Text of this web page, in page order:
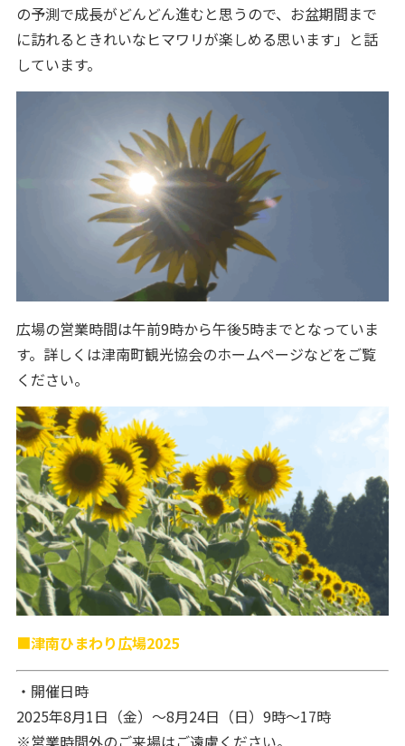
の予測で成長がどんどん進むと思うので、お盆期間まで
に訪れるときれいなヒマワリが楽しめる思います」と話
しています。
広場の営業時間は午前9時から午後5時までとなっていま
す。詳しくは津南町観光協会のホームページなどをご覧
ください。
■津南ひまわり広場2025
・開催日時
2025年8月1日（金）～8月24日（日）9時～17時